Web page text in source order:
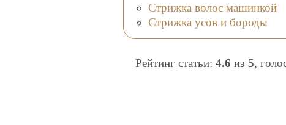
Стрижка волос машинкой
Стрижка усов и бороды
Рейтинг статьи: 4.6 из 5,